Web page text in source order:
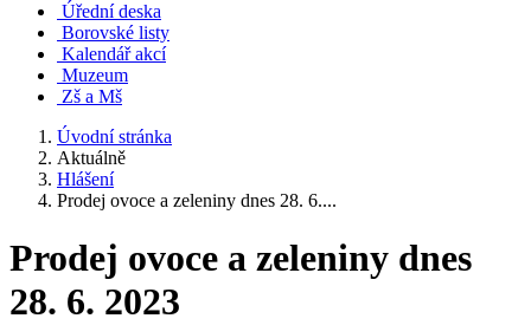
Úřední deska
Borovské listy
Kalendář akcí
Muzeum
Zš a Mš
Úvodní stránka
Aktuálně
Hlášení
Prodej ovoce a zeleniny dnes 28. 6....
Prodej ovoce a zeleniny dnes
28. 6. 2023